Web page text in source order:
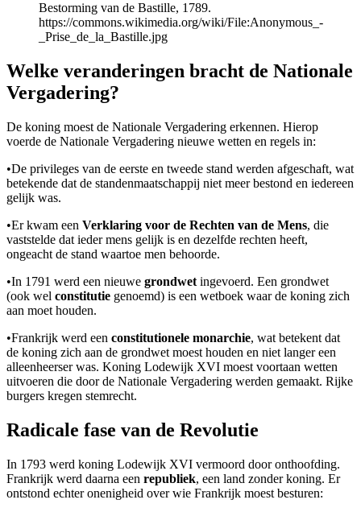
Bestorming van de Bastille, 1789.
https://commons.wikimedia.org/wiki/File:Anonymous_-
_Prise_de_la_Bastille.jpg
Welke veranderingen bracht de Nationale
Vergadering?
De koning moest de Nationale Vergadering erkennen. Hierop
voerde de Nationale Vergadering nieuwe wetten en regels in:
•De privileges van de eerste en tweede stand werden afgeschaft, wat
betekende dat de standenmaatschappij niet meer bestond en iedereen
gelijk was.
•Er kwam een Verklaring voor de Rechten van de Mens, die
vaststelde dat ieder mens gelijk is en dezelfde rechten heeft,
ongeacht de stand waartoe men behoorde.
•In 1791 werd een nieuwe grondwet ingevoerd. Een grondwet
(ook wel constitutie genoemd) is een wetboek waar de koning zich
aan moet houden.
•Frankrijk werd een constitutionele monarchie, wat betekent dat
de koning zich aan de grondwet moest houden en niet langer een
alleenheerser was. Koning Lodewijk XVI moest voortaan wetten
uitvoeren die door de Nationale Vergadering werden gemaakt. Rijke
burgers kregen stemrecht.
Radicale fase van de Revolutie
In 1793 werd koning Lodewijk XVI vermoord door onthoofding.
Frankrijk werd daarna een republiek, een land zonder koning. Er
ontstond echter onenigheid over wie Frankrijk moest besturen: